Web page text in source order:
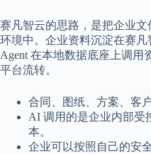
赛凡智云的思路，是把企业
环境中。企业资料沉淀在赛
Agent 在本地数据底座上调用
平台流转。
合同、图纸、方案、客
AI 调用的是企业内部受
本。
企业可以按照自己的安